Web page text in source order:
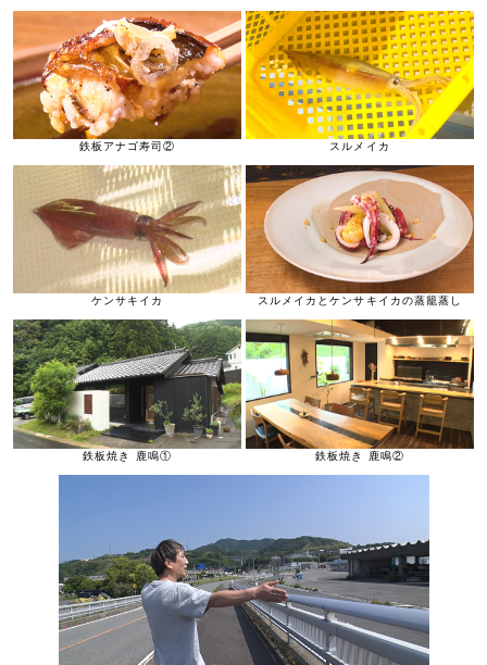
鉄板アナゴ寿司② スルメイカ
ケンサキイカ スルメイカとケンサキイカの蒸籠蒸し
鉄板焼き 鹿鳴① 鉄板焼き 鹿鳴②